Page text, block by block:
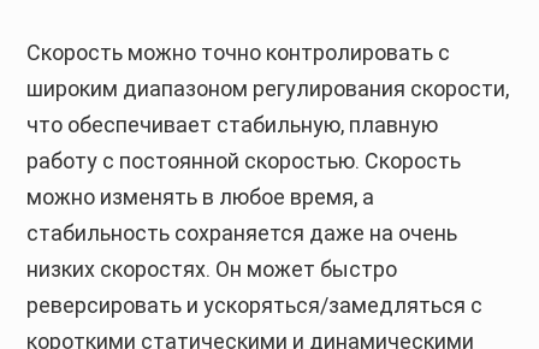
Скорость можно точно контролировать с
широким диапазоном регулирования скорости,
что обеспечивает стабильную, плавную
работу с постоянной скоростью. Скорость
можно изменять в любое время, а
стабильность сохраняется даже на очень
низких скоростях. Он может быстро
реверсировать и ускоряться/замедляться с
короткими статическими и динамическими